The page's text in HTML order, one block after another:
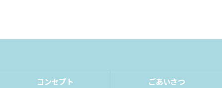
コンセプト ごあいさつ